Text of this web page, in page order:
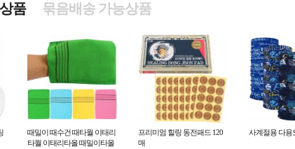
품 묶음배송 가능상품
때밀이 때수건 때타월 이태리
타월 이태리타올 때밀이타올
프리미엄 힐링 동전패드 120
매
사계절용 다용